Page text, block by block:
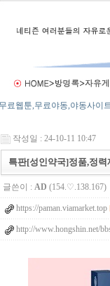
작성일 : 24-10-11 10:47
특판[성인약국]정품,정
글쓴이 : AD (154.♡.138.167)
https://paman.viamarket.top
http://www.hongshin.net/